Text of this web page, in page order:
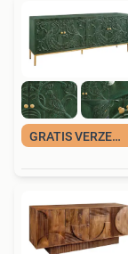
GRATIS VERZENDING